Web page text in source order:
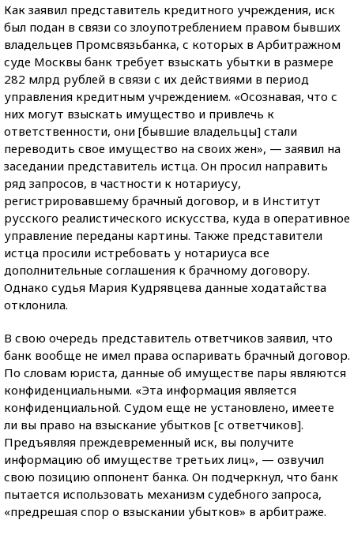
Как заявил представитель кредитного учреждения, иск
был подан в связи со злоупотреблением правом бывших
владельцев Промсвязьбанка, с которых в Арбитражном
суде Москвы банк требует взыскать убытки в размере
282 млрд рублей в связи с их действиями в период
управления кредитным учреждением. «Осознавая, что с
них могут взыскать имущество и привлечь к
ответственности, они [бывшие владельцы] стали
переводить свое имущество на своих жен», — заявил на
заседании представитель истца. Он просил направить
ряд запросов, в частности к нотариусу,
регистрировавшему брачный договор, и в Институт
русского реалистического искусства, куда в оперативное
управление переданы картины. Также представители
истца просили истребовать у нотариуса все
дополнительные соглашения к брачному договору.
Однако судья Мария Кудрявцева данные ходатайства
отклонила.
В свою очередь представитель ответчиков заявил, что
банк вообще не имел права оспаривать брачный договор.
По словам юриста, данные об имуществе пары являются
конфиденциальными. «Эта информация является
конфиденциальной. Судом еще не установлено, имеете
ли вы право на взыскание убытков [с ответчиков].
Предъявляя преждевременный иск, вы получите
информацию об имуществе третьих лиц», — озвучил
свою позицию оппонент банка. Он подчеркнул, что банк
пытается использовать механизм судебного запроса,
«предрешая спор о взыскании убытков» в арбитраже.